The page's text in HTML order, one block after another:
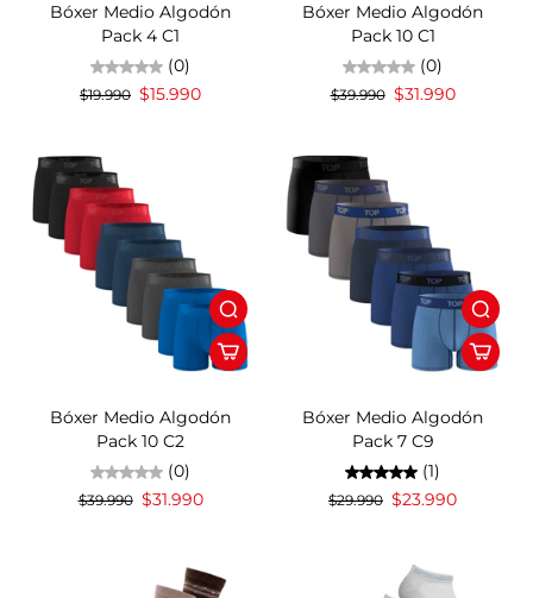
Bóxer Medio Algodón
Pack 4 C1
(0)
$19.990 $15.990
Bóxer Medio Algodón
Pack 10 C1
(0)
$39.990 $31.990
Bóxer Medio Algodón
Pack 10 C2
(0)
$39.990 $31.990
Bóxer Medio Algodón
Pack 7 C9
(1)
$29.990 $23.990